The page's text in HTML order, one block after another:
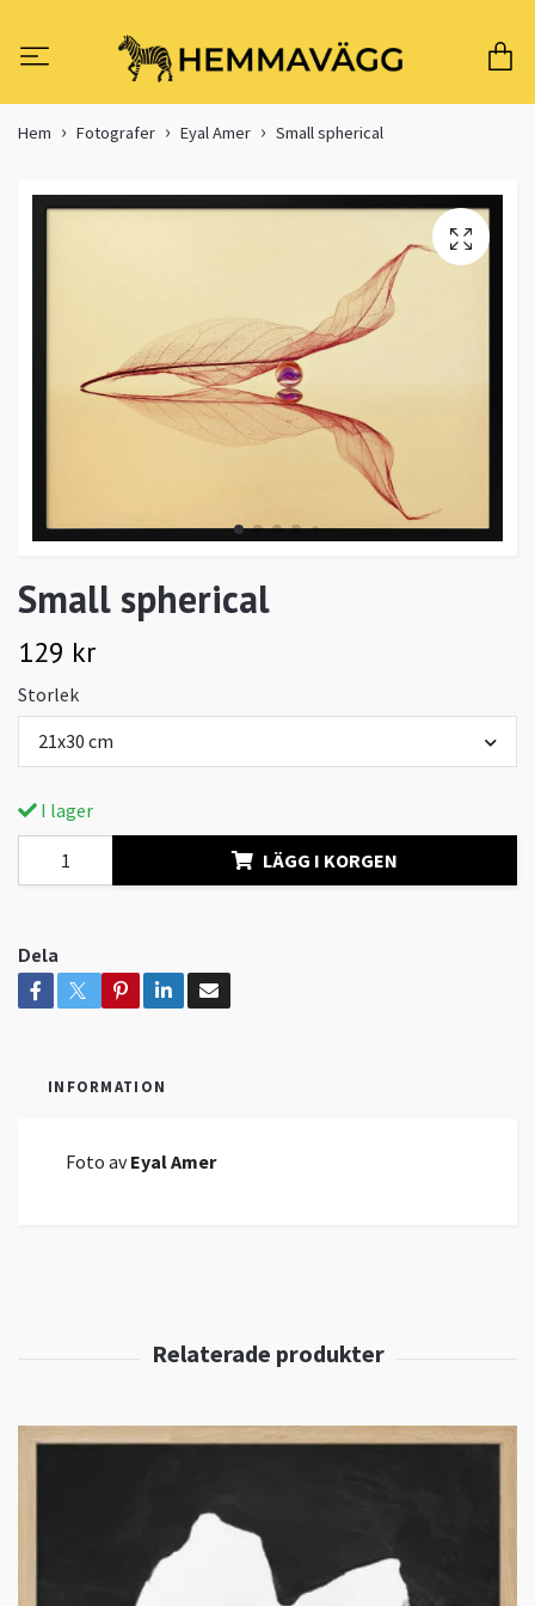
Hem Fotografer Eyal Amer Small spherical
Small spherical
129 kr
Storlek
21x30 cm
I lager
LÄGG I KORGEN
Dela
INFORMATION
Foto avEyal Amer